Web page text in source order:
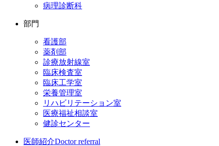
病理診断科
部門
看護部
薬剤部
診療放射線室
臨床検査室
臨床工学室
栄養管理室
リハビリテーション室
医療福祉相談室
健診センター
医師紹介Doctor referral